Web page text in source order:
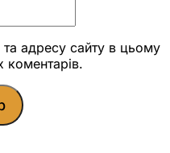
адресу сайту в цьому
коментарів.